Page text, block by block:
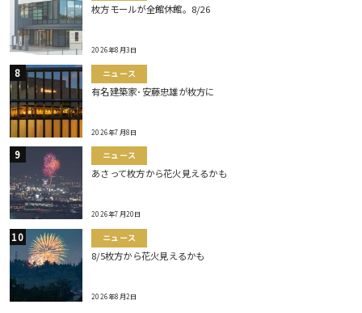
枚方モールが全館休館。8/26
2026年8月3日
ニュース
有名建築家･安藤忠雄が枚方に
2026年7月8日
ニュース
あさって枚方から花火見えるかも
2026年7月20日
ニュース
8/5枚方から花火見えるかも
2026年8月2日